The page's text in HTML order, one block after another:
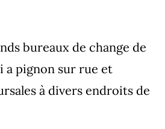
bureaux de change de
a pignon sur rue et
à divers endroits de